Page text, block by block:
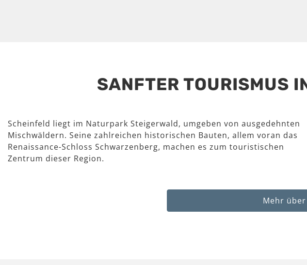
SANFTER TOURISMUS
Scheinfeld liegt im Naturpark Steigerwald, umgeben von ausgedehnten
Mischwäldern. Seine zahlreichen historischen Bauten, allem voran das
Renaissance-Schloss Schwarzenberg, machen es zum touristischen
Zentrum dieser Region.
Mehr